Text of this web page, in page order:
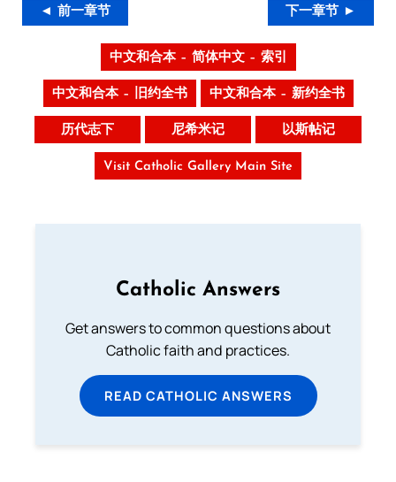
◄ 前一章节 下一章节 ►
中文和合本 – 简体中文 – 索引
中文和合本 – 旧约全书 中文和合本 – 新约全书
历代志下 尼希米记 以斯帖记
Visit Catholic Gallery Main Site
Catholic Answers
Get answers to common questions about
Catholic faith and practices.
READ CATHOLIC ANSWERS